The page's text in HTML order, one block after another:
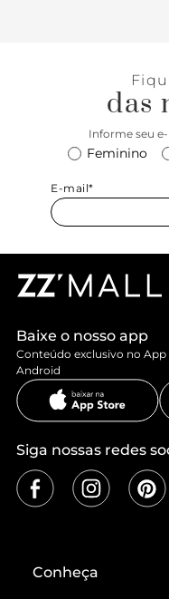
das
Informe seu
Feminino
E-mail*
Baixe o nosso app
Conteúdo exclusivo no App
Android
Siga nossas redes
Conheça